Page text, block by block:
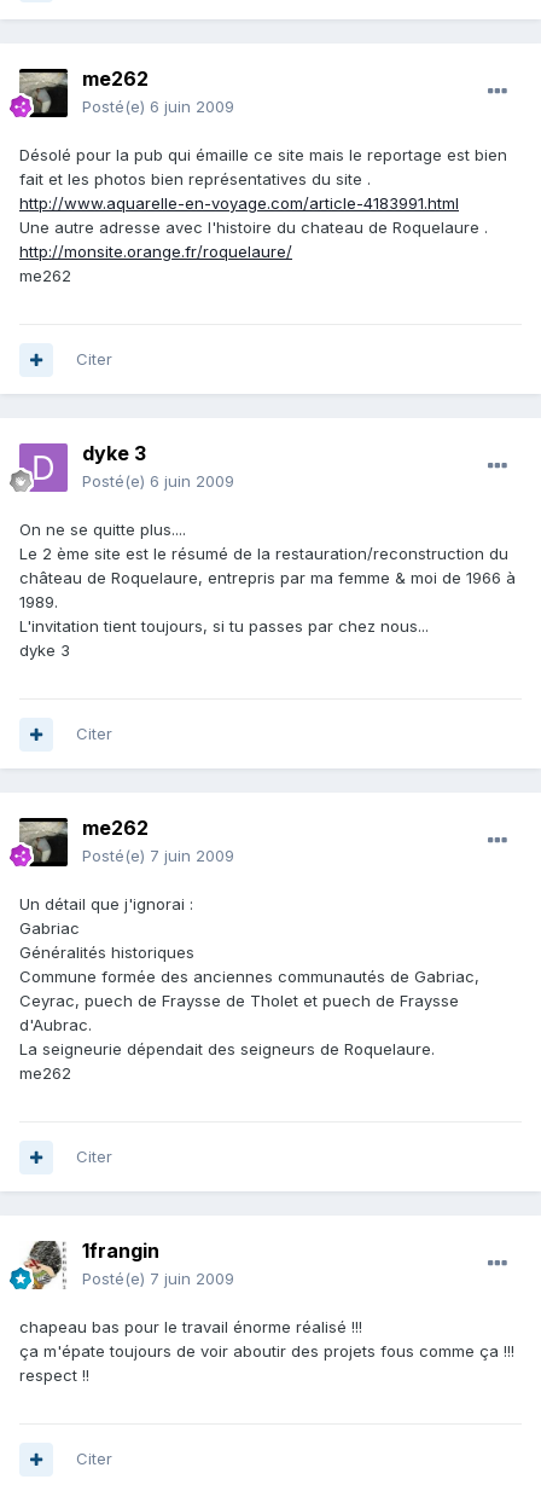
me262
Posté(e) 6 juin 2009
Désolé pour la pub qui émaille ce site mais le reportage est bien
fait et les photos bien représentatives du site .
http://www.aquarelle-en-voyage.com/article-4183991.html
Une autre adresse avec l'histoire du chateau de Roquelaure .
http://monsite.orange.fr/roquelaure/
me262
Citer
dyke 3
Posté(e) 6 juin 2009
On ne se quitte plus....
Le 2 ème site est le résumé de la restauration/reconstruction du
château de Roquelaure, entrepris par ma femme & moi de 1966 à
1989.
L'invitation tient toujours, si tu passes par chez nous...
dyke 3
Citer
me262
Posté(e) 7 juin 2009
Un détail que j'ignorai :
Gabriac
Généralités historiques
Commune formée des anciennes communautés de Gabriac,
Ceyrac, puech de Fraysse de Tholet et puech de Fraysse
d'Aubrac.
La seigneurie dépendait des seigneurs de Roquelaure.
me262
Citer
1frangin
Posté(e) 7 juin 2009
chapeau bas pour le travail énorme réalisé !!!
ça m'épate toujours de voir aboutir des projets fous comme ça !!!
respect !!
Citer